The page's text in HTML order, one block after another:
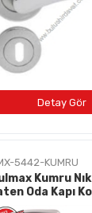
5442-KUMRU
Kumru
Oda Kapı
5442